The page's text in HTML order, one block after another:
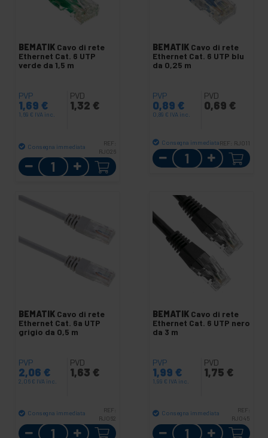
BEMATIK Cavo di rete
Ethernet Cat. 6 UTP
verde da 1,5 m
PVP
1,69 €
1,69 € IVA inc.
PVD
1,32 €
Consegna immediata
REF:
RJ026
Quantità
BEMATIK Cavo di rete
Ethernet Cat. 6 UTP blu
da 0,25 m
PVP
0,89 €
0,89 € IVA inc.
PVD
0,69 €
Consegna immediataREF: RJ011
Quantità
BEMATIK Cavo di rete
Ethernet Cat. 6a UTP
grigio da 0,5 m
PVP
2,06 €
2,06 € IVA inc.
PVD
1,63 €
Consegna immediata
REF:
RJ062
Quantità
BEMATIK Cavo di rete
Ethernet Cat. 6 UTP nero
da 3 m
PVP
1,99 €
1,99 € IVA inc.
PVD
1,75 €
Consegna immediata
REF:
RJ045
Quantità